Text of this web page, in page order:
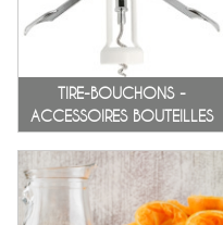
TIRE-BOUCHONS -
ACCESSOIRES BOUTEILLES